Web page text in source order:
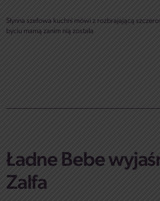
Słynna szefowa kuchni mówi z rozbrajającą
byciu mamą zanim nią została
Ładne Bebe
Zalfa